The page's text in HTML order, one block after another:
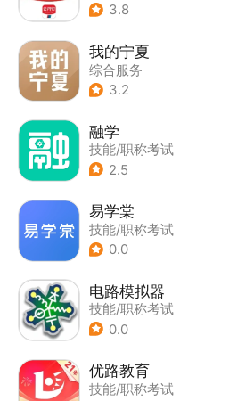
3.8
我的宁夏
综合服务
3.2
融学
技能/职称考试
2.5
易学棠
技能/职称考试
0.0
电路模拟器
技能/职称考试
0.0
优路教育
技能/职称考试